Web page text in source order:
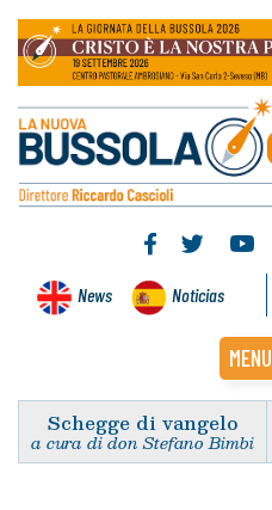
News Noticias
MENU
Schegge di vangelo
a cura di don Stefano Bimbi